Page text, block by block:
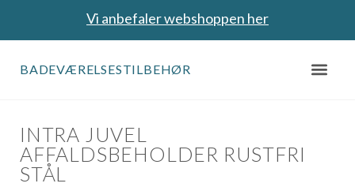
Vi anbefaler webshoppen her
BADEVÆRELSESTILBEHØR
INTRA JUVEL
AFFALDSBEHOLDER RUSTFRI
STÅL